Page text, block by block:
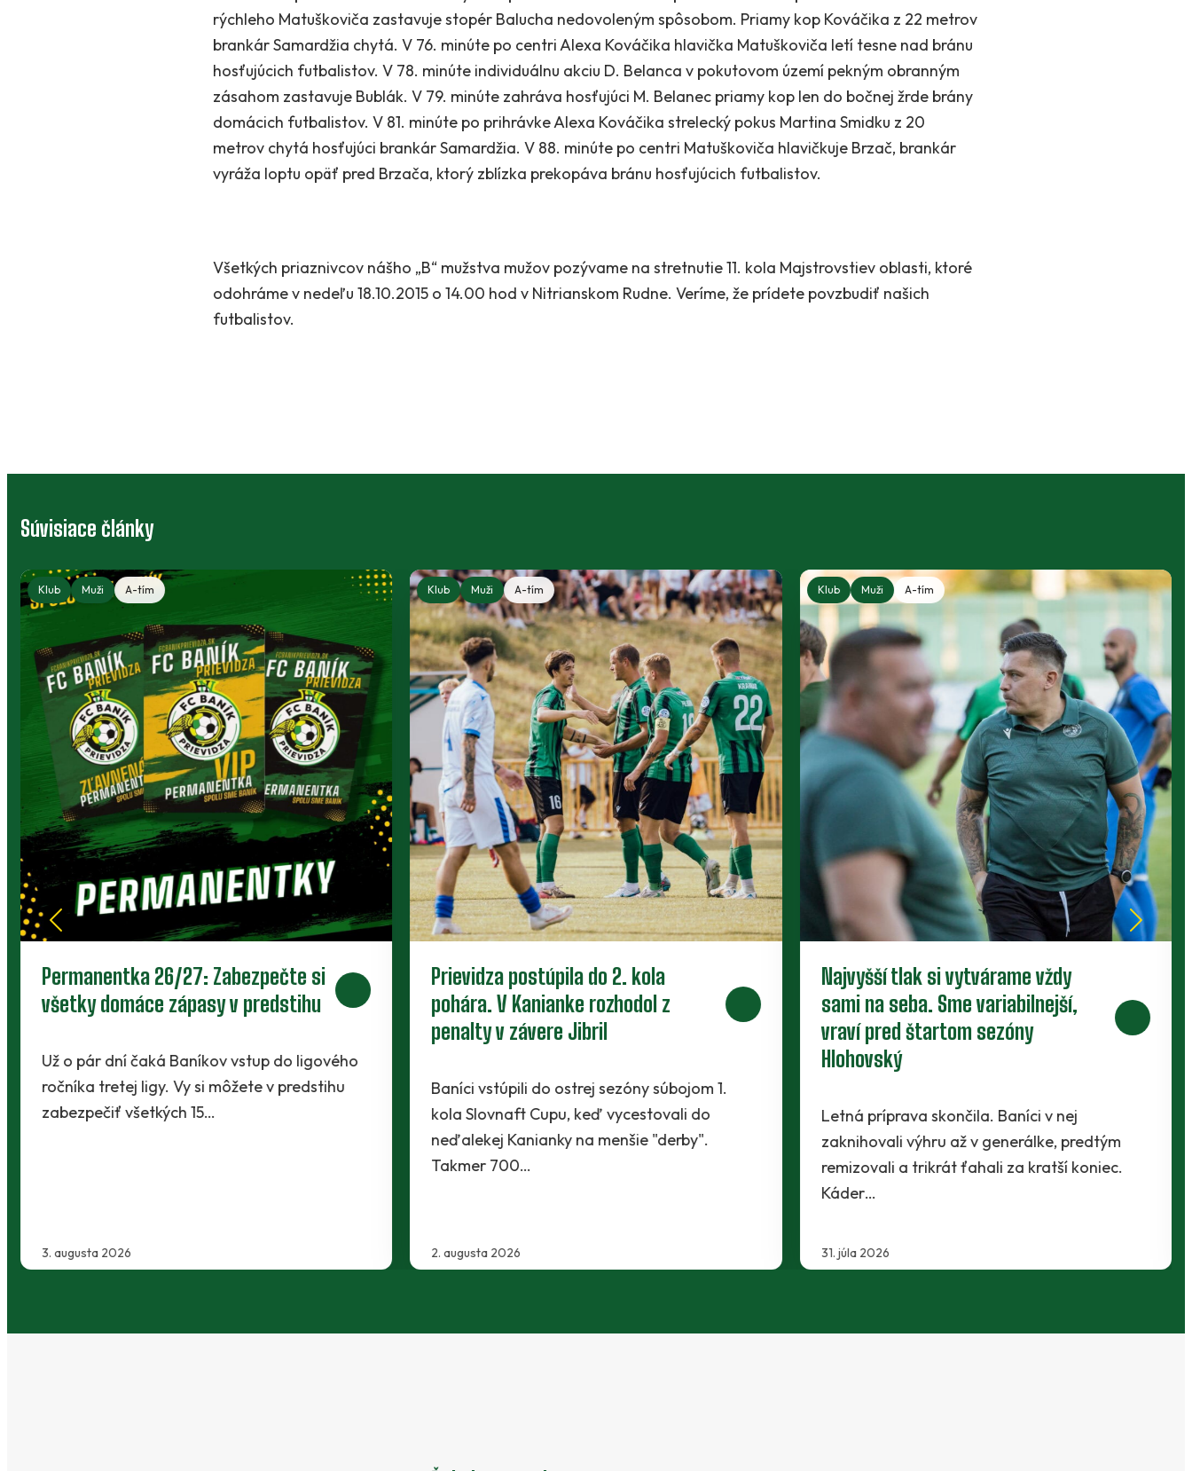
rýchleho Matuškoviča zastavuje stopér Balucha nedovoleným spôsobom. Priamy kop Kováčika z 22 metrov
brankár Samardžia chytá. V 76. minúte po centri Alexa Kováčika hlavička Matuškoviča letí tesne nad bránu
hosťujúcich futbalistov. V 78. minúte individuálnu akciu D. Belanca v pokutovom území pekným obranným
zásahom zastavuje Bublák. V 79. minúte zahráva hosťujúci M. Belanec priamy kop len do bočnej žrde brány
domácich futbalistov. V 81. minúte po prihrávke Alexa Kováčika strelecký pokus Martina Smidku z 20
metrov chytá hosťujúci brankár Samardžia. V 88. minúte po centri Matuškoviča hlavičkuje Brzač, brankár
vyráža loptu opäť pred Brzača, ktorý zblízka prekopáva bránu hosťujúcich futbalistov.
Všetkých priaznivcov nášho „B“ mužstva mužov pozývame na stretnutie 11. kola Majstrovstiev oblasti, ktoré
odohráme v nedeľu 18.10.2015 o 14.00 hod v Nitrianskom Rudne. Veríme, že prídete povzbudiť našich
futbalistov.
Súvisiace články
Klub Muži A-tím
Piaty legionár do partie. Za Baník
bude hrať ofenzívny stredopoliar
30. júla 2026
Káder Prievidze sa rozšíril najnovšie o
Maksyma Radchenka. Legionár z Ukrajiny sa s
Klub Muži A-tím
Nové zmluvy pre trojicu
perspektívnych dorastencov
29. júla 2026
realizačný tím traja mladíci - Maroš Lahký,
Filip Krpelan a Ľudovít Lenhart. Prví dvaja…
Klub Muži A-tím
Baníci uzavreli letnú prípravu. V
generálke zdolali Martin
29. júla 2026
Zverenci Filipa Hlohovského ukončili letný dril
domácom trávniku zdolali treťoligový Martin
2:1 a ideálne…